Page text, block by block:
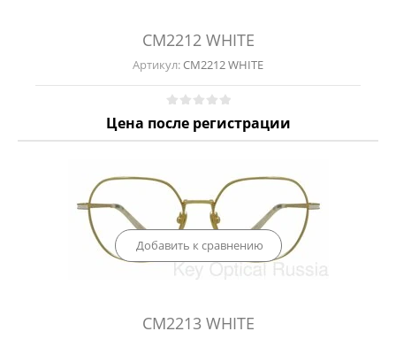
CM2212 WHITE
Артикул:CM2212 WHITE
Цена после регистрации
Добавить к сравнению
CM2213 WHITE